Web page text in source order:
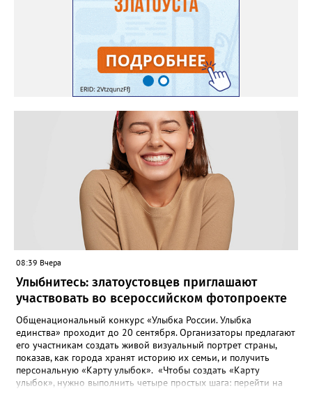
08:39 Вчера
Улыбнитесь: златоустовцев приглашают
участвовать во всероссийском фотопроекте
Общенациональный конкурс «Улыбка России. Улыбка
единства» проходит до 20 сентября. Организаторы предлагают
его участникам создать живой визуальный портрет страны,
показав, как города хранят историю их семьи, и получить
персональную «Карту улыбок». «Чтобы создать «Карту
улыбок», нужно выполнить четыре простых шага: перейти на